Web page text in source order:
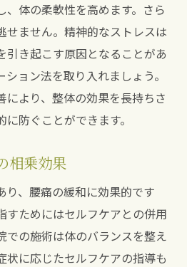
、体の柔軟性を高めます。さら
せません。精神的なストレスは
引き起こす原因となることがあ
ョン法を取り入れましょう。
により、整体の効果を長持ちさ
防ぐことができます。
相乗効果
り、腰痛の緩和に効果的です
すためにはセルフケアとの併用
での施術は体のバランスを整え
状に応じたセルフケアの指導も